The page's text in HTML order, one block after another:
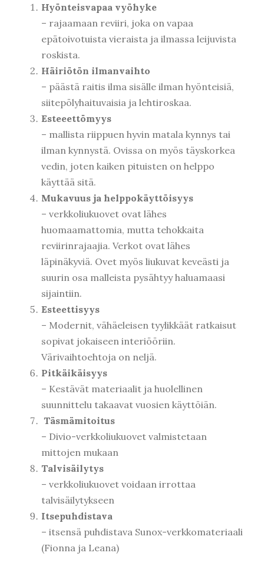
Hyönteisvapaa vyöhyke
– rajaamaan reviiri, joka on vapaa
epätoivotuista vieraista ja ilmassa leijuvista
roskista.
Häiriötön ilmanvaihto
– päästä raitis ilma sisälle ilman hyönteisiä,
siitepölyhaituvaisia ja lehtiroskaa.
Esteeettömyys
– mallista riippuen hyvin matala kynnys tai
ilman kynnystä. Ovissa on myös täyskorkea
vedin, joten kaiken pituisten on helppo
käyttää sitä.
Mukavuus ja helppokäyttöisyys
– verkkoliukuovet ovat lähes
huomaamattomia, mutta tehokkaita
reviirinrajaajia. Verkot ovat lähes
läpinäkyviä. Ovet myös liukuvat keveästi ja
suurin osa malleista pysähtyy haluamaasi
sijaintiin.
Esteettisyys
– Modernit, vähäeleisen tyylikkäät ratkaisut
sopivat jokaiseen interiööriin.
Värivaihtoehtoja on neljä.
Pitkäikäisyys
– Kestävät materiaalit ja huolellinen
suunnittelu takaavat vuosien käyttöiän.
Täsmämitoitus
– Divio-verkkoliukuovet valmistetaan
mittojen mukaan
Talvisäilytys
– verkkoliukuovet voidaan irrottaa
talvisäilytykseen
Itsepuhdistava
– itsensä puhdistava Sunox-verkkomateriaali
(Fionna ja Leana)